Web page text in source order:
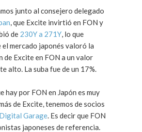
junto al consejero delegado
, que Excite invirtió en FON y
de 230Y a 271Y, lo que
el mercado japonés valoró la
de Excite en FON a un valor
alto. La suba fue de un 17%.
hay por FON en Japón es muy
de Excite, tenemos de socios
Digital Garage. Es decir que FON
japoneses de referencia.